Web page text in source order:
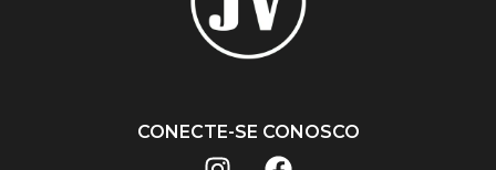
CONECTE-SE CONOSCO